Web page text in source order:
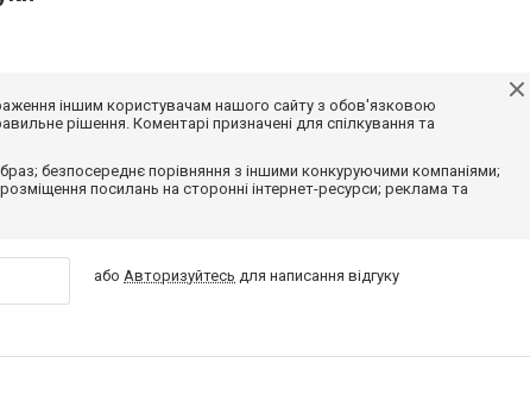
іншим користувачам нашого сайту з обов'язковою
рішення. Коментарі призначені для спілкування та
безпосереднє порівняння з іншими конкуруючими компаніями;
посилань на сторонні інтернет-ресурси; реклама та
абоАвторизуйтесь для написання відгуку